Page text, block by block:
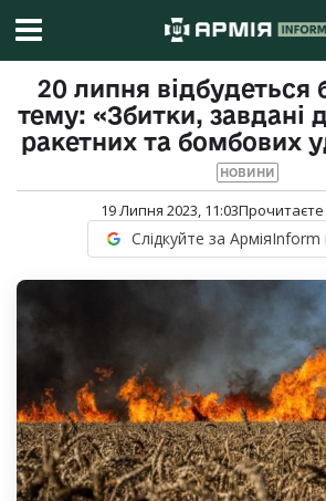
20 липня відбудеться
тему: «Збитки, завдані
ракетних та бомбових
НОВИНИ
19 Липня 2023, 11:03Прочитаєте
Слідкуйте за